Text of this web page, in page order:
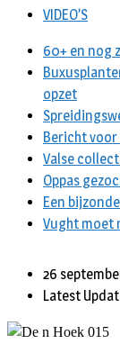
VIDEO’S
60+ en nog
opzet
Bericht voor
Valse
Oppas
Een
Vught moet
26
Latest